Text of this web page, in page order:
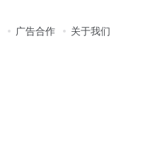
广告合作 关于我们